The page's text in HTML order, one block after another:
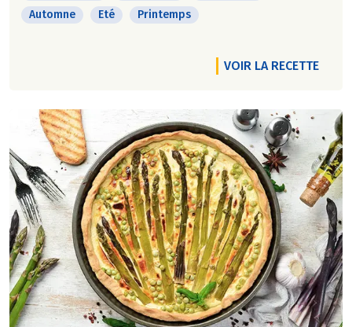
Automne
Eté Printemps
VOIR LA RECETTE